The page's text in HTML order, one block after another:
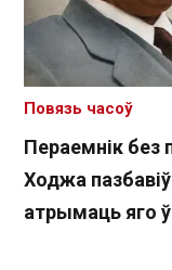
Пераемнік без
Ходжа
атрымаць яго
Повязь часоў